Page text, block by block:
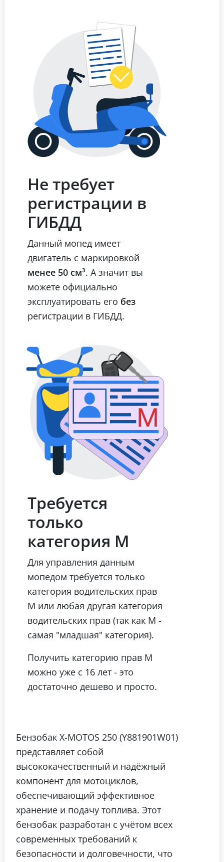
Не требует
регистрации в
ГИБДД
Данный мопед имеет
двигатель с маркировкой
менее 50 см³. А значит вы
можете официально
эксплуатировать его без
регистрации в ГИБДД.
Требуется
только
категория М
Для управления данным
мопедом требуется только
категория водительских прав
М или любая другая категория
водительских прав (так как М -
самая "младшая" категория).
Получить категорию прав М
можно уже с 16 лет - это
достаточно дешево и просто.
Бензобак X-MOTOS 250 (Y881901W01)
представляет собой
высококачественный и надёжный
компонент для мотоциклов,
обеспечивающий эффективное
хранение и подачу топлива. Этот
бензобак разработан с учётом всех
современных требований к
безопасности и долговечности, что